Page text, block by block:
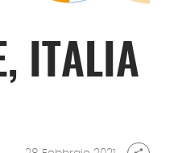
ITALIA